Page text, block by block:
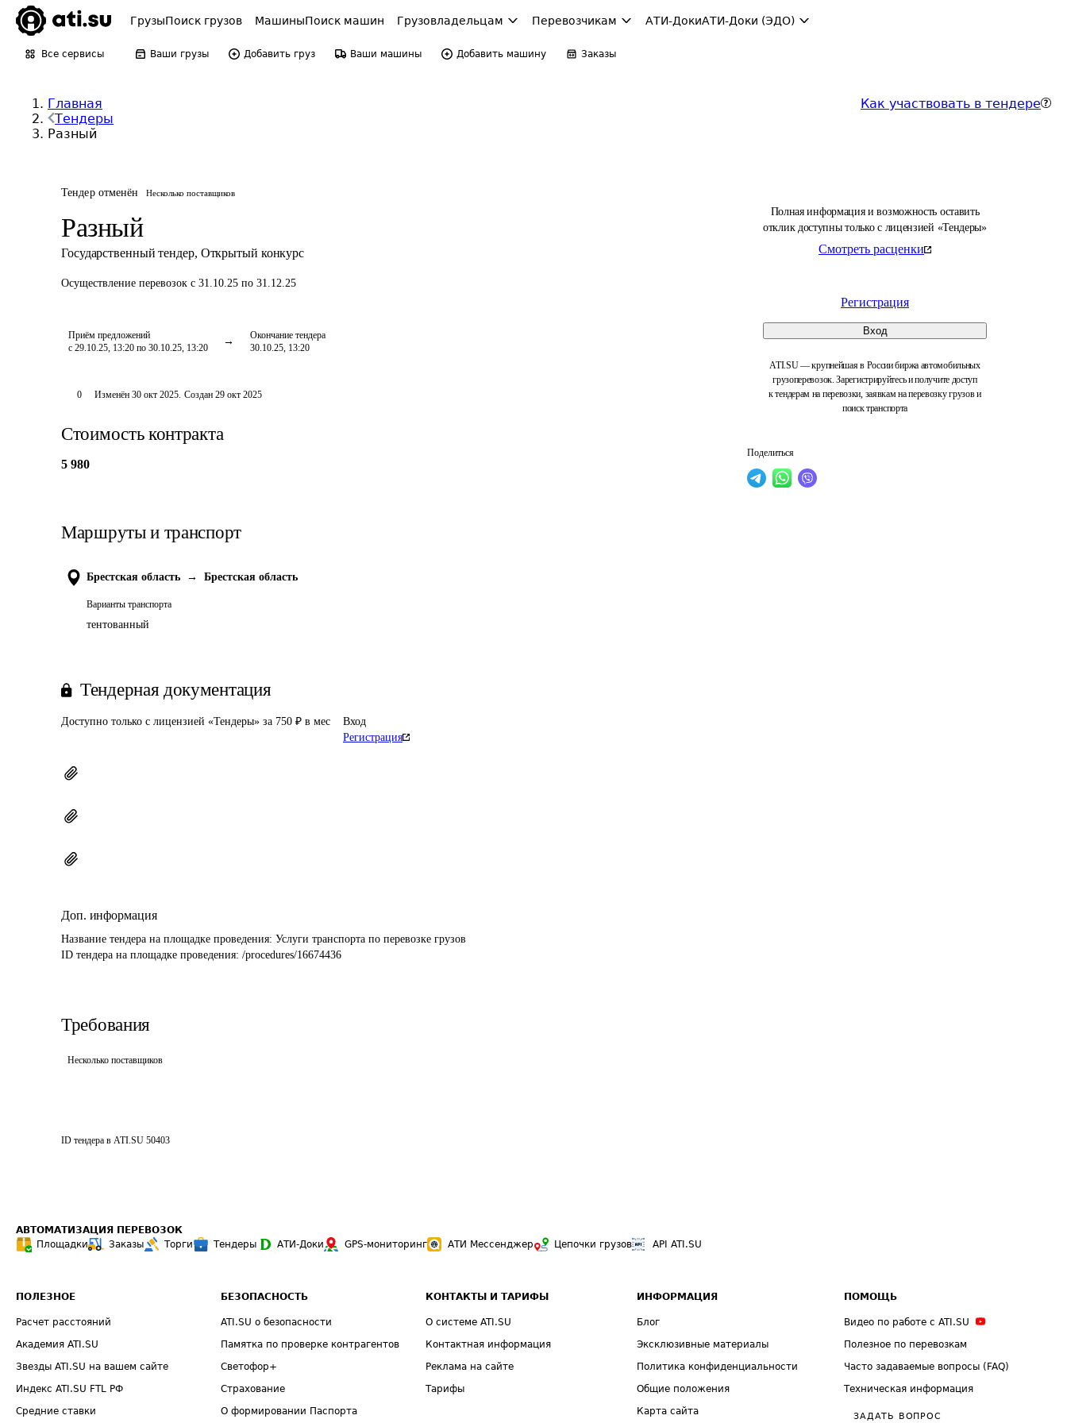
ГрузыПоиск грузов МашиныПоиск машин Грузовладельцам Перевозчикам АТИ-ДокиАТИ-Доки (ЭДО)
Все сервисы Ваши грузы Добавить груз Ваши машины Добавить машину Заказы
Главная
Тендеры
Разный
Как участвовать в тендере
Тендер отменён Несколько поставщиков
Разный
Государственный тендер, Открытый конкурс
Осуществление перевозок с 31.10.25 по 31.12.25
Приём предложений
с 29.10.25, 13:20 по 30.10.25, 13:20
Окончание тендера
30.10.25, 13:20
Полная информация и возможность оставить
отклик доступны только с лицензией «Тендеры»
Смотреть расценки
Регистрация
Вход
ATI.SU — крупнейшая в России биржа автомобильных
грузоперевозок. Зарегистрируйтесь и получите доступ
к тендерам на перевозки, заявкам на перевозку грузов и
поиск транспорта
Поделиться
0 Изменён 30 окт 2025. Создан 29 окт 2025
Стоимость контракта
5 980
Маршруты и транспорт
Брестская область → Брестская область
Варианты транспорта
тентованный
Тендерная документация
Доступно только с лицензией «Тендеры» за 750 ₽ в мес
Вход
Регистрация
Доп. информация
Название тендера на площадке проведения: Услуги транспорта по перевозке грузов
ID тендера на площадке проведения: /procedures/16674436
Требования
Несколько поставщиков
ID тендера в ATI.SU 50403
АВТОМАТИЗАЦИЯ ПЕРЕВОЗОК
Площадки
Заказы Торги Тендеры АТИ-Доки GPS-мониторинг АТИ Мессенджер Цепочки грузов API ATI.SU
ПОЛЕЗНОЕ
Расчет расстояний
Академия ATI.SU
Звезды ATI.SU на вашем сайте
Индекс ATI.SU FTL РФ
Средние ставки
БЕЗОПАСНОСТЬ
ATI.SU о безопасности
Памятка по проверке контрагентов
Светофор+
Страхование
О формировании Паспорта
КОНТАКТЫ И ТАРИФЫ
О системе ATI.SU
Контактная информация
Реклама на сайте
Тарифы
ИНФОРМАЦИЯ
Блог
Эксклюзивные материалы
Политика конфиденциальности
Общие положения
Карта сайта
ПОМОЩЬ
Видео по работе с ATI.SU
Полезное по перевозкам
Часто задаваемые вопросы (FAQ)
Техническая информация
ЗАДАТЬ ВОПРОС